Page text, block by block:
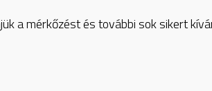
a mérkőzést és további sok sikert